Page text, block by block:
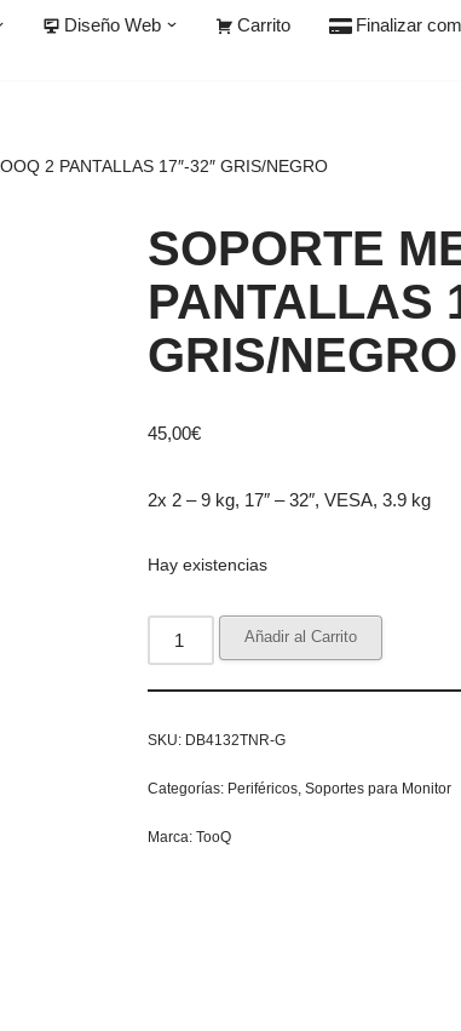
Diseño Web Carrito
Finalizar
2 PANTALLAS 17″-32″ GRIS/NEGRO
SOPORTE
PANTALLAS
GRIS/NEGRO
45,00€
2x 2 – 9 kg, 17″ – 32″, VESA, 3.9 kg
Hay existencias
Añadir al Carrito
SKU: DB4132TNR-G
Categorías: Periféricos,Soportes para Monitor
Marca:TooQ